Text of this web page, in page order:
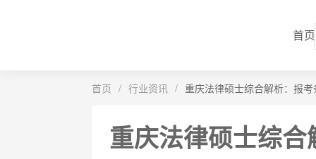
首页
首页 / 行业资讯 / 重庆法律硕士综合解析：报
重庆法律硕士综